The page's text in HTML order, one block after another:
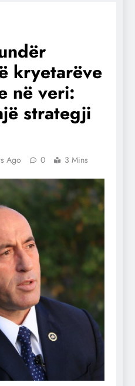
kryetarëve
në veri:
strategji
Ago 0 3 Mins